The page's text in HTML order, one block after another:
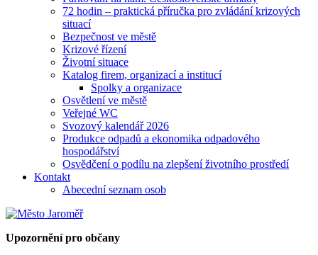
72 hodin – praktická příručka pro zvládání krizových
situací
Bezpečnost ve městě
Krizové řízení
Životní situace
Katalog firem, organizací a institucí
Spolky a organizace
Osvětlení ve městě
Veřejné WC
Svozový kalendář 2026
Produkce odpadů a ekonomika odpadového
hospodářství
Osvědčení o podílu na zlepšení životního prostředí
Kontakt
Abecední seznam osob
Upozornění pro občany